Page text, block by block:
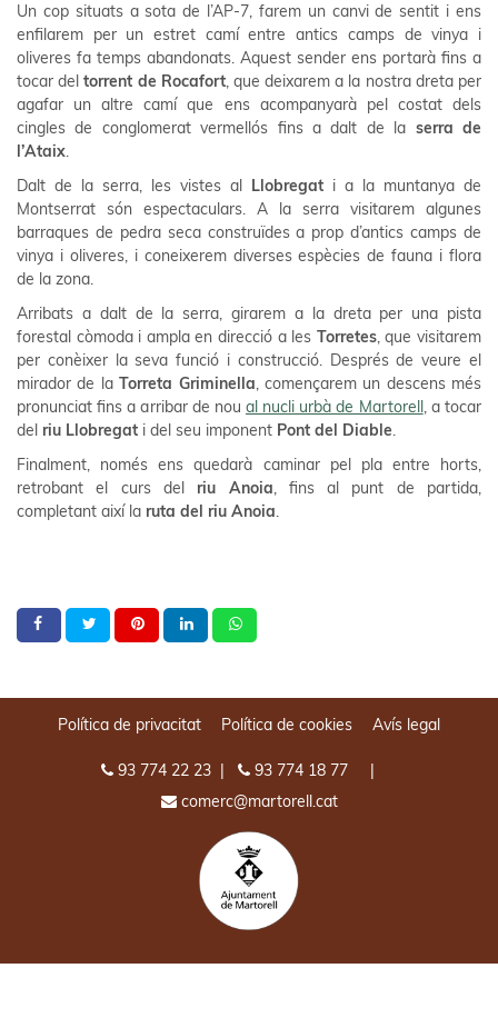
Un cop situats a sota de l’AP-7, farem un canvi de sentit i ens
enfilarem per un estret camí entre antics camps de vinya i
oliveres fa temps abandonats. Aquest sender ens portarà fins a
tocar deltorrent de Rocafort, que deixarem a la nostra dreta per
agafar un altre camí que ens acompanyarà pel costat dels
cingles de conglomerat vermellós fins a dalt de la serra de
l’Ataix.
Dalt de la serra, les vistes al Llobregat i a la muntanya de
Montserrat són espectaculars. A la serra visitarem algunes
barraques de pedra seca construïdes a prop d’antics camps de
vinya i oliveres, i coneixerem diverses espècies de fauna i flora
de la zona.
Arribats a dalt de la serra, girarem a la dreta per una pista
forestal còmoda i ampla en direcció a les
Torretes, que visitarem
per conèixer la seva funció i construcció. Després de veure el
mirador de la
Torreta Griminella, començarem un descens més
pronunciat fins a arribar de nou al nucli urbà de Martorell , a tocar
del riu Llobregat i del seu imponent Pont del Diable.
Finalment, només ens quedarà caminar pel pla entre horts,
retrobant el curs del riu Anoia, fins al punt de partida,
completant així la ruta del riu Anoia.
Política de privacitat Política de cookies Avís legal
93 774 22 23 93 774 18 77
comerc@martorell.cat